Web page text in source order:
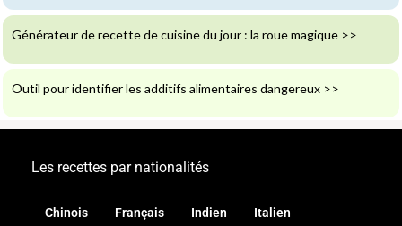
Générateur de recette de cuisine du jour : la roue magique >>
Outil pour identifier les additifs alimentaires dangereux >>
Les recettes par nationalités
Chinois Français Indien Italien